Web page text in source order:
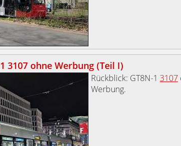
3107 ohne Werbung (Teil I)
Rückblick: GT8N-1 3107
Werbung.